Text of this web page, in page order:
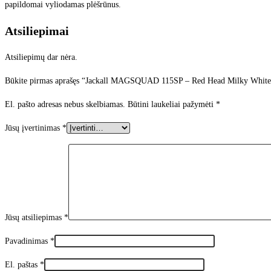
White
papildomai vyliodamas plėšrūnus.
Atsiliepimai
Atsiliepimų dar nėra.
Būkite pirmas aprašęs “Jackall MAGSQUAD 115SP – Red Head Milky
El. pašto adresas nebus skelbiamas. Būtini laukeliai pažymėti *
Jūsų įvertinimas *
Jūsų atsiliepimas *
Pavadinimas *
El. paštas *